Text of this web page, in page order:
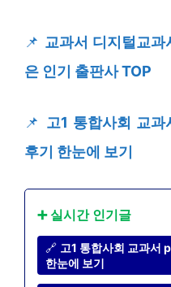
📌 교과서 디지털교
은 인기 출판사 TOP
📌 고1 통합사회 교
후기 한눈에 보기
➕ 실시간 인기글
🔗 고1 통합사회 교과서
한눈에 보기